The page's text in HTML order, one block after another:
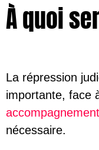
À quoi
La répression
importante, face
nécessaire.